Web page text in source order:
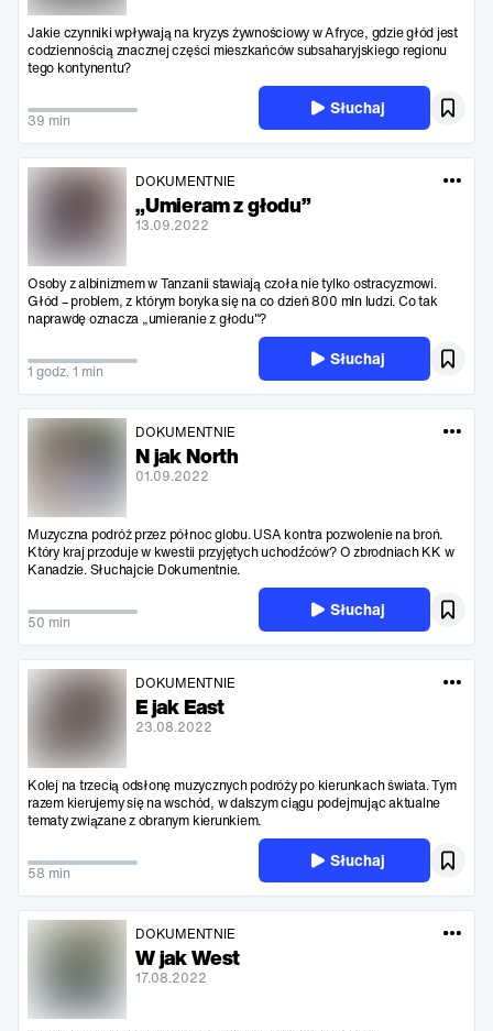
Jakie czynniki wpływają na kryzys żywnościowy w Afryce, gdzie głód jest
codziennością znacznej części mieszkańców subsaharyjskiego regionu
tego kontynentu?
39 min
Słuchaj
DOKUMENTNIE
„Umieram z głodu”
13.09.2022
Osoby z albinizmem w Tanzanii stawiają czoła nie tylko ostracyzmowi.
Głód – problem, z którym boryka się na co dzień 800 mln ludzi. Co tak
naprawdę oznacza „umieranie z głodu"?
1 godz. 1 min
Słuchaj
DOKUMENTNIE
N jak North
01.09.2022
Muzyczna podróż przez północ globu. USA kontra pozwolenie na broń.
Który kraj przoduje w kwestii przyjętych uchodźców? O zbrodniach KK w
Kanadzie. Słuchajcie Dokumentnie.
50 min
Słuchaj
DOKUMENTNIE
E jak East
23.08.2022
Kolej na trzecią odsłonę muzycznych podróży po kierunkach świata. Tym
razem kierujemy się na wschód, w dalszym ciągu podejmując aktualne
tematy związane z obranym kierunkiem.
58 min
Słuchaj
DOKUMENTNIE
W jak West
17.08.2022